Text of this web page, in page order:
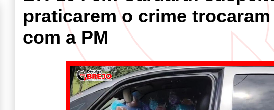
praticarem o crime
com a PM